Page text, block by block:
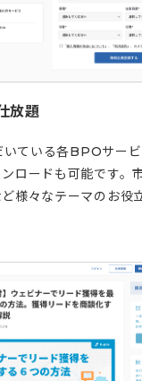
放題
ている各BPOサービ
ロードも可能です。
様々なテーマのお役